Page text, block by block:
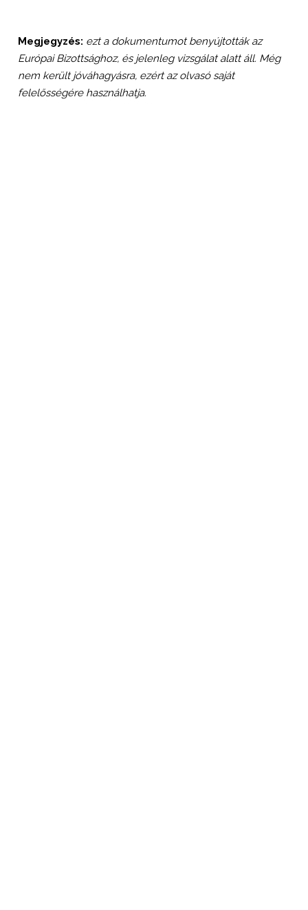
Megjegyzés: ezt a dokumentumot benyújtották az
Európai Bizottsághoz, és jelenleg vizsgálat alatt áll. Még
nem került jóváhagyásra, ezért az olvasó saját
felelősségére használhatja.